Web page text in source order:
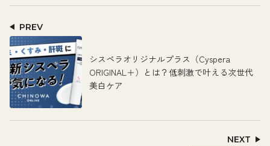
PREV
シスペラオリジナルプラス（Cyspera
ORIGINAL＋）とは？低刺激で叶える次世代
美白ケア
NEXT